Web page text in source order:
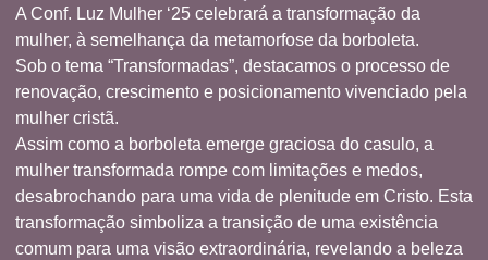
A Conf. Luz Mulher ‘25 celebrará a transformação da
mulher, à semelhança da metamorfose da borboleta.
Sob o tema “Transformadas”, destacamos o processo de
renovação, crescimento e posicionamento vivenciado pela
mulher cristã.
Assim como a borboleta emerge graciosa do casulo, a
mulher transformada rompe com limitações e medos,
desabrochando para uma vida de plenitude em Cristo. Esta
transformação simboliza a transição de uma existência
comum para uma visão extraordinária, revelando a beleza